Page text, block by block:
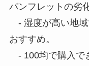
パンフレットの劣
- 湿度が高い地域
おすすめ。
- 100均で購入で